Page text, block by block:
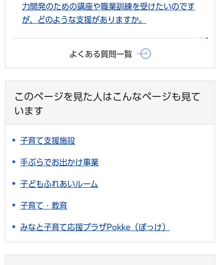
力開発のための講座や職業訓練を受けたいのです
が、どのような支援がありますか。
よくある質問一覧
このページを見た人はこんなページも見て
います
子育て支援施設
手ぶらでお出かけ事業
子どもふれあいルーム
子育て・教育
みなと子育て応援プラザPokke（ぽっけ）